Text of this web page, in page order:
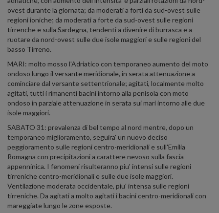
ovest durante la giornata; da moderati a forti da sud-ovest sulle
regioni ioniche; da moderati a forte da sud-ovest sulle regioni
tirrenche e sulla Sardegna, tendenti a divenire di burrasca e a
ruotare da nord-ovest sulle due isole maggiori e sulle regioni del
basso Tirreno.
MARI: molto mosso l'Adriatico con temporaneo aumento del moto
ondoso lungo il versante meridionale, in serata attenuazione a
cominciare dal versante settentrionale; agitati, localmente molto
agitati, tutti i rimanenti bacini intorno alla penisola con moto
ondoso in parziale attenuazione in serata sui mari intorno alle due
isole maggiori.
SABATO 31: prevalenza di bel tempo al nord mentre, dopo un
temporaneo miglioramento, seguira' un nuovo deciso
peggioramento sulle regioni centro-meridionali e sull'Emilia
Romagna con precipitazioni a carattere nevoso sulla fascia
appenninica. I fenomeni risulteranno piu' intensi sulle regioni
tirreniche centro-meridionali e sulle due isole maggiori.
Ventilazione moderata occidentale, piu' intensa sulle regioni
tirreniche. Da agitati a molto agitati i bacini centro-meridionali con
mareggiate lungo le zone esposte.